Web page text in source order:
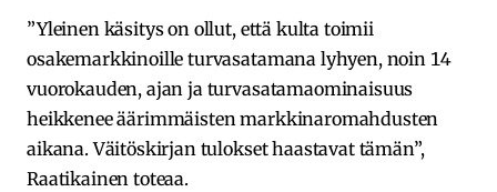
”Yleinen käsitys on ollut, että kulta toimii
osakemarkkinoille turvasatamana lyhyen, noin 14
vuorokauden, ajan ja turvasatamaominaisuus
heikkenee äärimmäisten markkinaromahdusten
aikana. Väitöskirjan tulokset haastavat tämän”,
Raatikainen toteaa.